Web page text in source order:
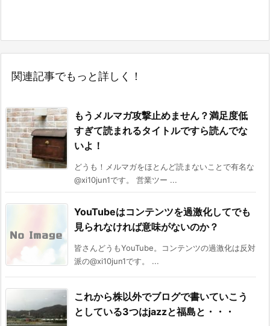
関連記事でもっと詳しく！
もうメルマガ攻撃止めません？満足度低
すぎて読まれるタイトルですら読んでな
いよ！
どうも！メルマガをほとんど読まないことで有名な
@xi10jun1です。 営業ツー ...
YouTubeはコンテンツを過激化してでも
見られなければ意味がないのか？
皆さんどうもYouTube。コンテンツの過激化は反対
派の@xi10jun1です。 ...
これから株以外でブログで書いていこう
としている3つはjazzと福島と・・・